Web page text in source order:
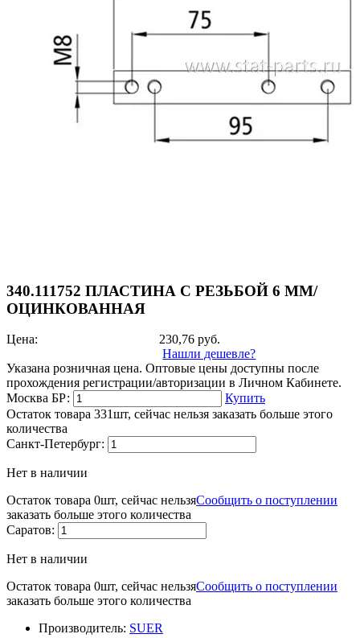
340.111752 ПЛАСТИНА С РЕЗЬБОЙ 6 ММ/
ОЦИНКОВАННАЯ
Цена: 230,76руб.
Нашли дешевле?
Указана розничная цена. Оптовые цены доступны после
прохождения регистрации/авторизации в Личном Кабинете.
Москва БР:
Купить
Остаток товара 331шт, сейчас нельзя заказать больше этого
количества
Санкт-Петербург:
Нет в наличии
Сообщить о поступлении
Остаток товара 0шт, сейчас нельзя
заказать больше этого количества
Саратов:
Нет в наличии
Сообщить о поступлении
Остаток товара 0шт, сейчас нельзя
заказать больше этого количества
Производитель: SUER